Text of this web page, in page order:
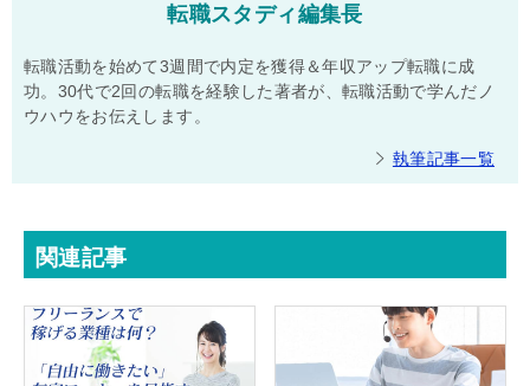
転職スタディ編集長
転職活動を始めて3週間で内定を獲得＆年収アップ転職に成
功。30代で2回の転職を経験した著者が、転職活動で学んだノ
ウハウをお伝えします。
執筆記事一覧
関連記事